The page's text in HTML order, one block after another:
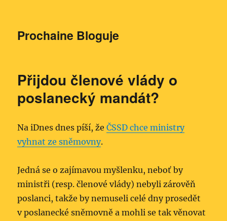
Prochaine Bloguje
Přijdou členové vlády o
poslanecký mandát?
Na iDnes dnes píší, žeČSSD chce ministry
vyhnat ze sněmovny.
Jedná se o zajímavou myšlenku, neboť by
ministři (resp. členové vlády) nebyli zárověň
poslanci, takže by nemuseli celé dny prosedět
v poslanecké sněmovně a mohli se tak věnovat